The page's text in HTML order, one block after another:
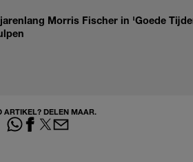
Morris Fischer in 'Goede
ARTIKEL? DELEN MAAR.